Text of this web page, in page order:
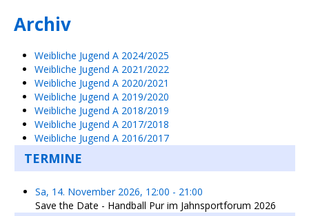
Archiv
Weibliche Jugend A 2024/2025
Weibliche Jugend A 2021/2022
Weibliche Jugend A 2020/2021
Weibliche Jugend A 2019/2020
Weibliche Jugend A 2018/2019
Weibliche Jugend A 2017/2018
Weibliche Jugend A 2016/2017
TERMINE
Sa, 14. November 2026, 12:00 - 21:00
Save the Date - Handball Pur im Jahnsportforum 2026